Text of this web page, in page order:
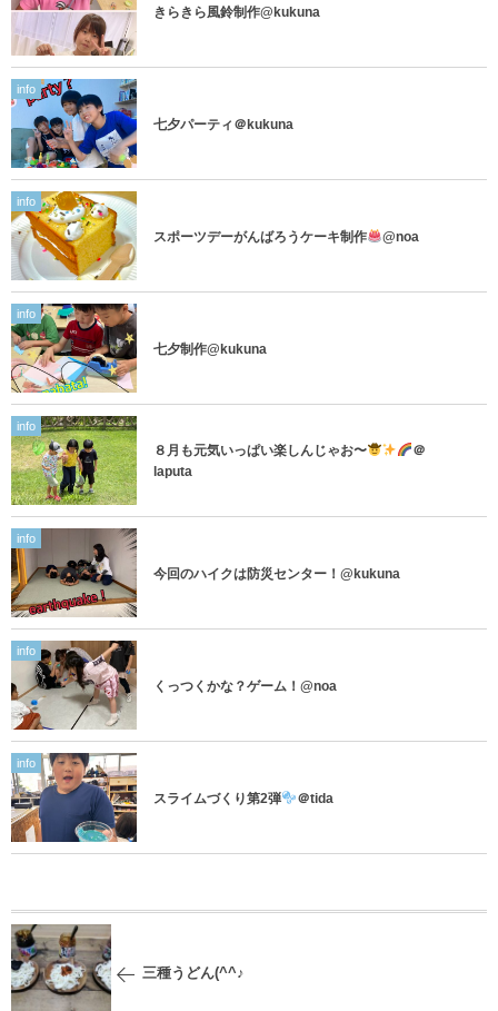
きらきら風鈴制作@kukuna
info
七夕パーティ＠kukuna
info
スポーツデーがんばろうケーキ制作 @noa
info
七夕制作@kukuna
info
８月も元気いっぱい楽しんじゃお〜
＠
laputa
info
今回のハイクは防災センター！@kukuna
info
くっつくかな？ゲーム！@noa
info
スライムづくり第2弾 ＠tida
三種うどん(^^♪